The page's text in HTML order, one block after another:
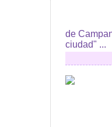
de
ciudad" ...